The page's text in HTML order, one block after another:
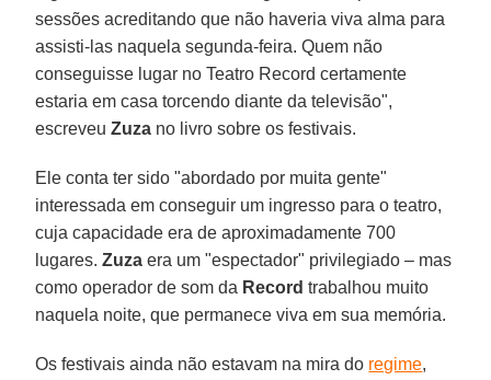
sessões acreditando que não haveria viva alma para
assisti-las naquela segunda-feira. Quem não
conseguisse lugar no Teatro Record certamente
estaria em casa torcendo diante da televisão",
escreveuZuza no livro sobre os festivais.
Ele conta ter sido "abordado por muita gente"
interessada em conseguir um ingresso para o teatro,
cuja capacidade era de aproximadamente 700
lugares.Zuza era um "espectador" privilegiado – mas
como operador de som da Record trabalhou muito
naquela noite, que permanece viva em sua memória.
Os festivais ainda não estavam na mira do regime,